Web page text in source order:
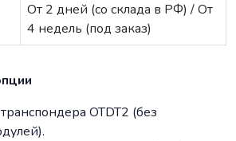
От 2 дней (со склада в РФ) / От
4 недель (под заказ)
OTDT2 (без